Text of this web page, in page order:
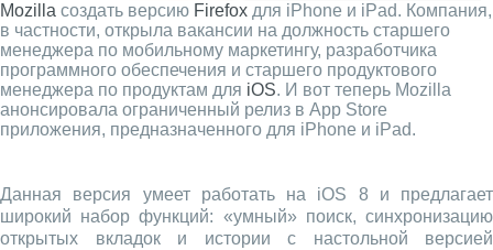
Mozilla создать версию Firefox для iPhone и iPad. Компания,
в частности, открыла вакансии на должность старшего
менеджера по мобильному маркетингу, разработчика
программного обеспечения и старшего продуктового
менеджера по продуктам для iOS. И вот теперь Mozilla
анонсировала ограниченный релиз в App Store
приложения, предназначенного для iPhone и iPad.
Данная версия умеет работать на iOS 8 и предлагает
широкий набор функций: «умный» поиск, синхронизацию
открытых вкладок и истории с настольной версией